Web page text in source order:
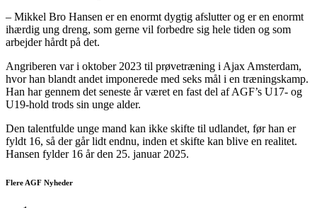
– Mikkel Bro Hansen er en enormt dygtig afslutter og er en enormt
ihærdig ung dreng, som gerne vil forbedre sig hele tiden og som
arbejder hårdt på det.
Angriberen var i oktober 2023 til prøvetræning i Ajax Amsterdam,
hvor han blandt andet imponerede med seks mål i en træningskamp.
Han har gennem det seneste år været en fast del af AGF’s U17- og
U19-hold trods sin unge alder.
Den talentfulde unge mand kan ikke skifte til udlandet, før han er
fyldt 16, så der går lidt endnu, inden et skifte kan blive en realitet.
Hansen fylder 16 år den 25. januar 2025.
Flere AGF Nyheder